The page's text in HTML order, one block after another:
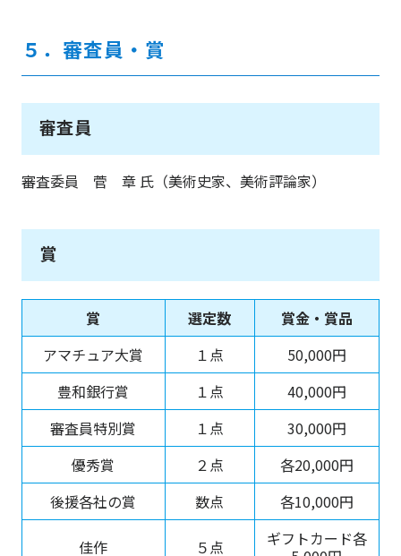
５．審査員・賞
審査員
審査委員 菅 章氏（美術史家、美術評論家）
賞
賞 選定数
賞金・賞品
アマチュア大賞
１点
50,000円
豊和銀行賞
１点
40,000円
審査員特別賞
１点
30,000円
優秀賞
２点
各20,000円
後援各社の賞
数点 各10,000円
佳作 ５点
ギフトカード各